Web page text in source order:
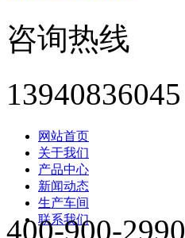
咨询热线
13940836045
网站首页
关于我们
产品中心
新闻动态
生产车间
联系我们
400-900-2990